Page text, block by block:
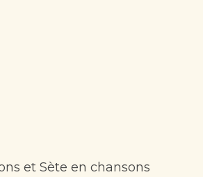
et Sète en chansons